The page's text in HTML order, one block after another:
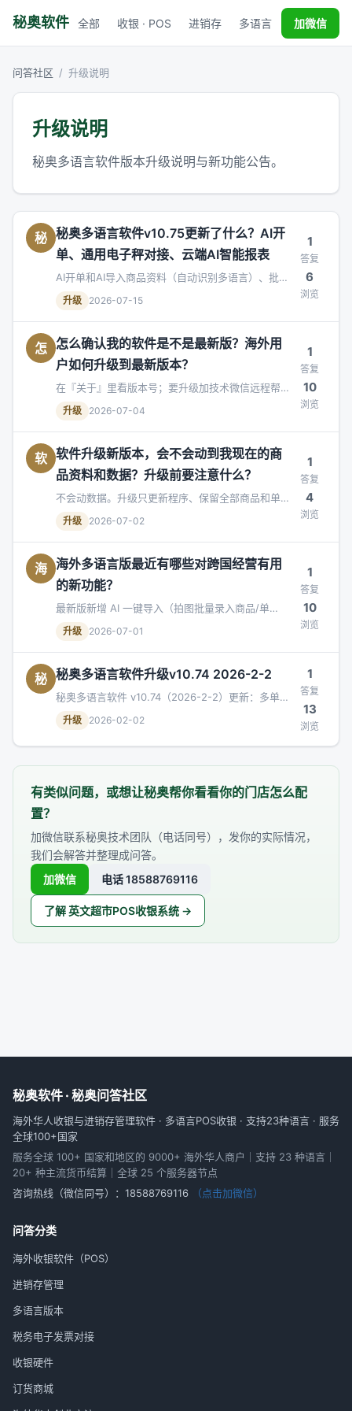
秘奥软件 全部 收银 · POS 进销存 多语言 税务对接
加微信
问答社区 / 升级说明
升级说明
秘奥多语言软件版本升级说明与新功能公告。
秘 秘奥多语言软件v10.75更新了什么？AI开
单、通用电子秤对接、云端AI智能报表
AI开单和AI导入商品资料（自动识别多语言）、批量
改价、通用电子秤与大华标签秤对接、云端用户AI智
能报表。
升级 2026-07-15
1
答复
6
浏览
怎 怎么确认我的软件是不是最新版？海外用
户如何升级到最新版本？
在『关于』里看版本号；要升级加技术微信远程帮你
升，升级前先备份，不动你的老数据。
升级 2026-07-04
1
答复
10
浏览
软 软件升级新版本，会不会动到我现在的商
品资料和数据？升级前要注意什么？
不会动数据。升级只更新程序、保留全部商品和单
据；升级前先做一次数据备份，按说明覆盖安装即
可。
升级 2026-07-02
1
答复
4
浏览
海 海外多语言版最近有哪些对跨国经营有用
的新功能？
最新版新增 AI 一键导入（拍图批量录入商品/单
据）、系统内多语言即时切换、前后台全新 UI、数
据分段删除与恢复等。
升级 2026-07-01
1
答复
10
浏览
秘 秘奥多语言软件升级v10.74 2026-2-2
秘奥多语言软件 v10.74（2026-2-2）更新：多单位
修复、数据分段删除/恢复、税率税额可隐藏、前后
台全新 UI 等 11 项。
升级 2026-02-02
1
答复
13
浏览
有类似问题，或想让秘奥帮你看看你的门店怎么配
置？
加微信联系秘奥技术团队（电话同号），发你的实际情况，
我们会解答并整理成问答。
加微信
电话 18588769116
了解 英文超市POS收银系统 →
秘奥软件 · 秘奥问答社区
海外华人收银与进销存管理软件 · 多语言POS收银 · 支持23种语言 · 服务
全球100+国家
服务全球 100+ 国家和地区的 9000+ 海外华人商户｜支持 23 种语言｜
20+ 种主流货币结算｜全球 25 个服务器节点
咨询热线（微信同号）： 18588769116 （点击加微信）
问答分类
海外收银软件（POS）
进销存管理
多语言版本
税务电子发票对接
收银硬件
订货商城